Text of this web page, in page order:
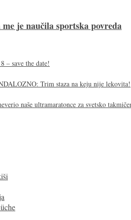
je naučila sportska povreda
– save the date!
Trim staza na keju nije lekovita!
naše ultramaratonce za svetsko